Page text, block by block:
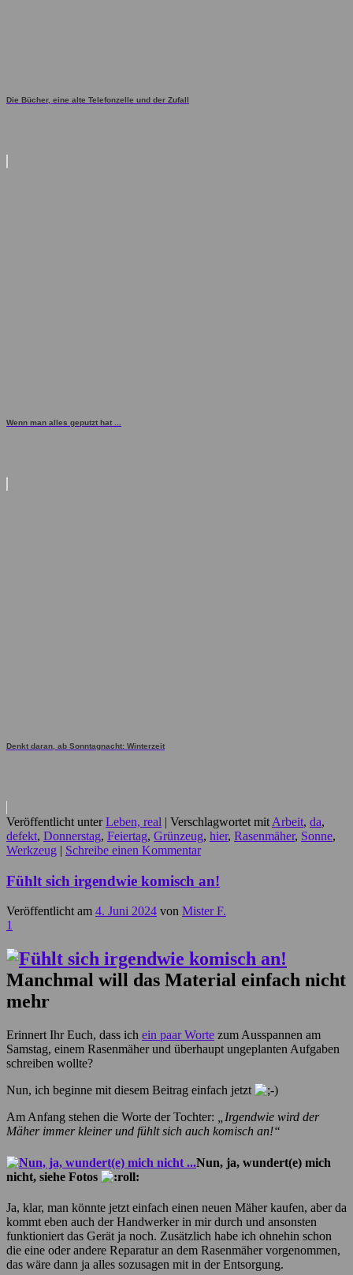
Die Bücher, eine alte Telefonzelle und der Zufall
Wenn man alles geputzt hat ...
Denkt daran, ab Sonntagnacht: Winterzeit
Veröffentlicht unter Leben, real | Verschlagwortet mit Arbeit, da,
defekt, Donnerstag, Feiertag, Grünzeug, hier, Rasenmäher, Sonne,
Werkzeug | Schreibe einen Kommentar
Fühlt sich irgendwie komisch an!
Veröffentlicht am 4. Juni 2024 von Mister F.
1
Manchmal will das Material einfach nicht
mehr
Erinnert Ihr Euch, dass ich ein paar Worte zum Ausspannen am
Samstag, einem Rasenmäher und überhaupt ungeplanten Aufgaben
schreiben wollte?
Nun, ich beginne mit diesem Beitrag einfach jetzt
Am Anfang stehen die Worte der Tochter:
„Irgendwie wird der
Mäher immer kleiner und fühlt sich auch komisch an!“
Nun, ja, wundert(e) mich
nicht, siehe Fotos
Ja, klar, man könnte jetzt einfach einen neuen Mäher kaufen, aber da
kommt eben auch der Handwerker in mir durch und ansonsten
funktioniert das Gerät ja noch. Zusätzlich habe ich ohnehin schon
die eine oder andere Reparatur an dem Rasenmäher vorgenommen,
das wäre dann ja alles sozusagen mit in der Entsorgung.